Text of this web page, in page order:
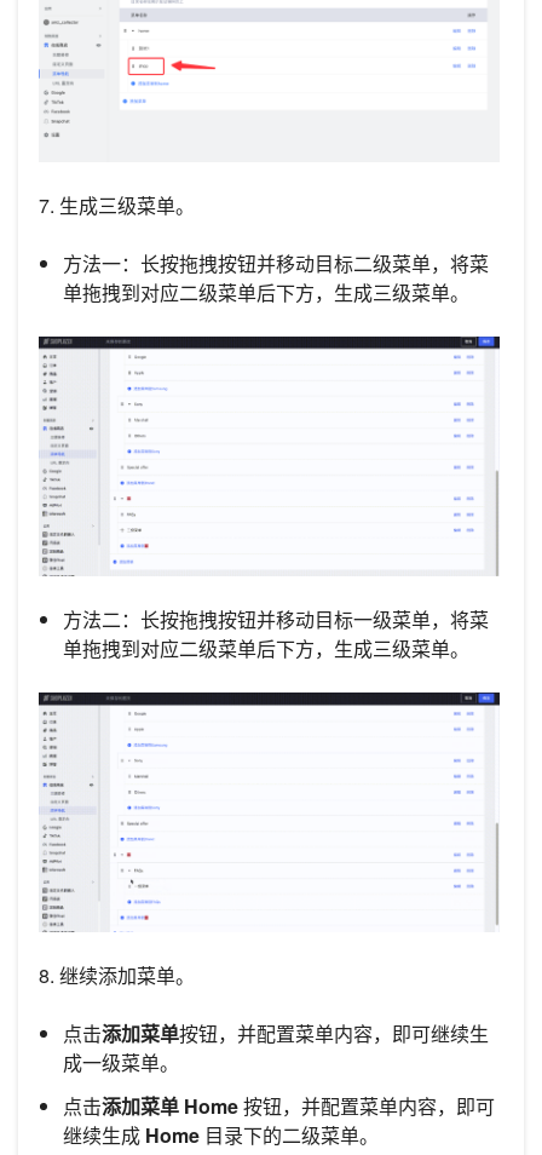
7. 生成三级菜单。
方法一：长按拖拽按钮并移动目标二级菜单，将菜
单拖拽到对应二级菜单后下方，生成三级菜单。
方法二：长按拖拽按钮并移动目标一级菜单，将菜
单拖拽到对应二级菜单后下方，生成三级菜单。
8. 继续添加菜单。
点击添加菜单按钮，并配置菜单内容，即可继续生
成一级菜单。
点击添加菜单 Home按钮，并配置菜单内容，即可
继续生成 Home 目录下的二级菜单。